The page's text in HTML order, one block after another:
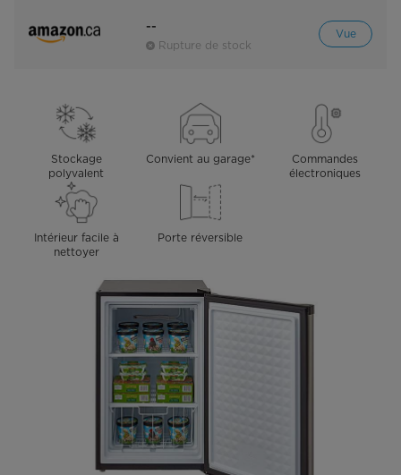
--
Rupture de stock
Vue
Stockage
polyvalent
Convient au garage*
Commandes
électroniques
Intérieur facile à
nettoyer
Porte réversible